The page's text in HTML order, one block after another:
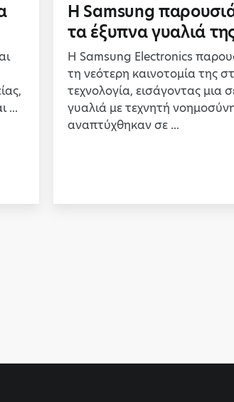
...
Η Samsung
τα έξυπνα γυαλιά
Η Samsung Electronics
τη νεότερη καινοτομία της
τεχνολογία, εισάγοντας μια
γυαλιά με τεχνητή
αναπτύχθηκαν σε ...